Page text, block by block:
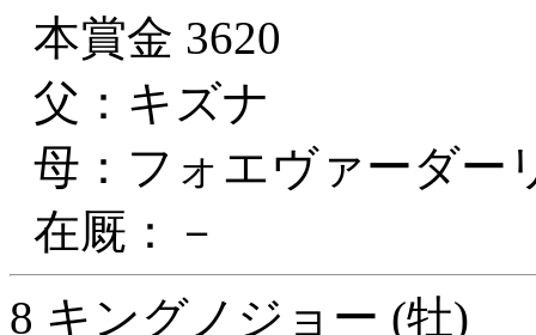
本賞金 3620
父：キズナ
母：フォエヴァーダー
在厩：－
8 キングノジョー (牡)